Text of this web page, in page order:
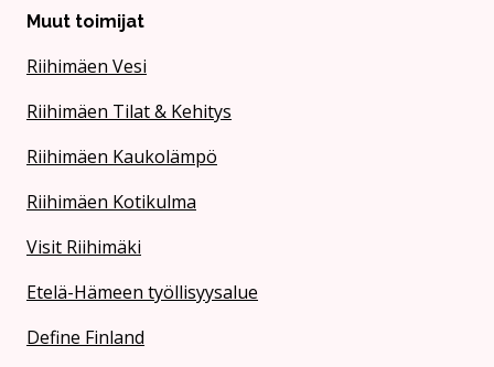
Muut toimijat
Riihimäen Vesi
Riihimäen Tilat & Kehitys
Riihimäen Kaukolämpö
Riihimäen Kotikulma
Visit Riihimäki
Etelä-Hämeen työllisyysalue
Define Finland